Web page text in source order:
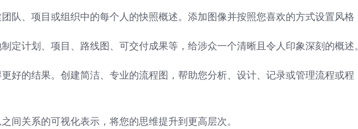
队、项目或组织中的每个人的快照概述。添加图像并按照您喜欢的方式设置风格
定计划、项目、路线图、可交付成果等，给涉众一个清晰且令人印象深刻的概述
好的结果。创建简洁、专业的流程图，帮助您分析、设计、记录或管理流程或程
间关系的可视化表示，将您的思维提升到更高层次。